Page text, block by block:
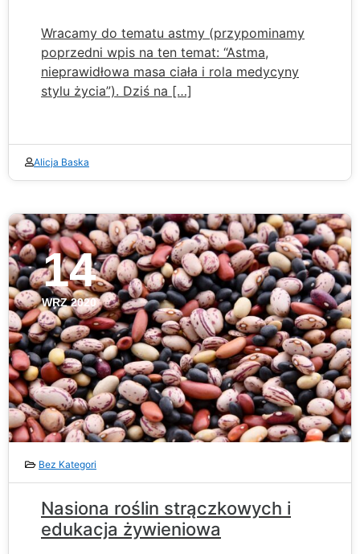
Wracamy do tematu astmy (przypominamy
poprzedni wpis na ten temat: “Astma,
nieprawidłowa masa ciała i rola medycyny
stylu życia”). Dziś na […]
Alicja Baska
14
WRZ 2020
Bez Kategori
Nasiona roślin strączkowych i
edukacja żywieniowa